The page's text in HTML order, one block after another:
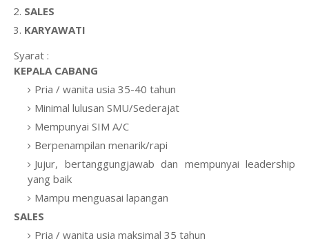
SALES
KARYAWATI
Syarat :
KEPALA CABANG
Pria / wanita usia 35-40 tahun
Minimal lulusan SMU/Sederajat
Mempunyai SIM A/C
Berpenampilan menarik/rapi
Jujur, bertanggungjawab dan mempunyai leadership
yang baik
Mampu menguasai lapangan
SALES
Pria / wanita usia maksimal 35 tahun